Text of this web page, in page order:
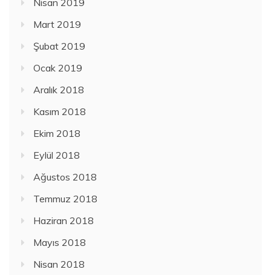
Mart 2019
Şubat 2019
Ocak 2019
Aralık 2018
Kasım 2018
Ekim 2018
Eylül 2018
Ağustos 2018
Temmuz 2018
Haziran 2018
Mayıs 2018
Nisan 2018